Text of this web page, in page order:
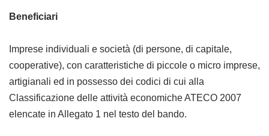
Beneficiari
Imprese individuali e società (di persone, di capitale,
cooperative), con caratteristiche di piccole o micro imprese,
artigianali ed in possesso dei codici di cui alla
Classificazione delle attività economiche ATECO 2007
elencate in Allegato 1 nel testo del bando.